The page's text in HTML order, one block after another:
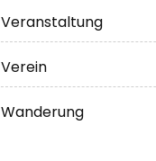
Veranstaltung
Verein
Wanderung